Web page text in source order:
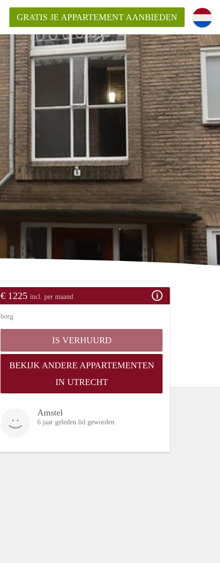
?
het aangeboden
GRATIS JE APPARTEMENT AANBIEDEN
€ 1225 incl. per maand
borg
IS VERHUURD
BEKIJK ANDERE APPARTEMENTEN
IN UTRECHT
Amstel
6 jaar geleden lid geworden